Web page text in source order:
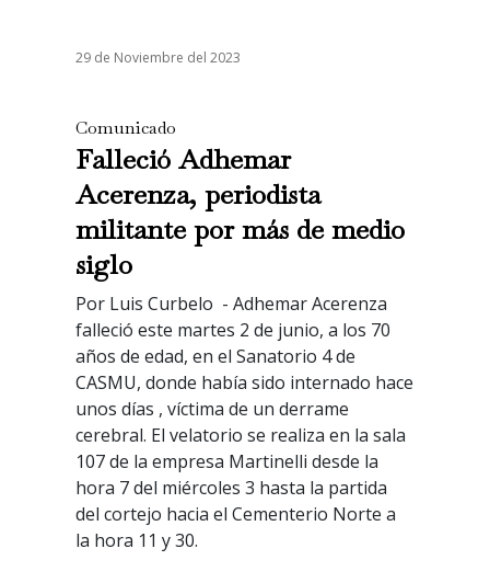
29 de Noviembre del 2023
Comunicado
Falleció Adhemar
Acerenza, periodista
militante por más de medio
siglo
Por Luis Curbelo - Adhemar Acerenza
falleció este martes 2 de junio, a los 70
años de edad, en el Sanatorio 4 de
CASMU, donde había sido internado hace
unos días , víctima de un derrame
cerebral. El velatorio se realiza en la sala
107 de la empresa Martinelli desde la
hora 7 del miércoles 3 hasta la partida
del cortejo hacia el Cementerio Norte a
la hora 11 y 30.